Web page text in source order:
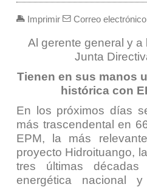
Imprimir Correo electrónico
Al gerente general y a
Junta
Tienen en sus manos
histórica con
En los próximos días
más trascendental en
EPM, la más
proyecto Hidroituango,
tres últimas
energética nacional